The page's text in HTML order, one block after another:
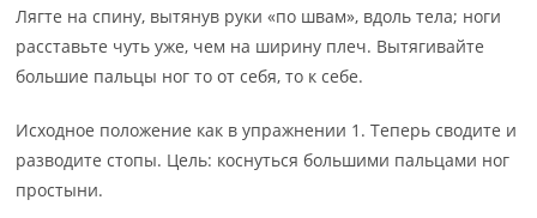
Лягте на спину, вытянув руки «по швам», вдоль тела; ноги
расставьте чуть уже, чем на ширину плеч. Вытягивайте
большие пальцы ног то от себя, то к себе.
Исходное положение как в упражнении 1. Теперь сводите и
разводите стопы. Цель: коснуться большими пальцами ног
простыни.